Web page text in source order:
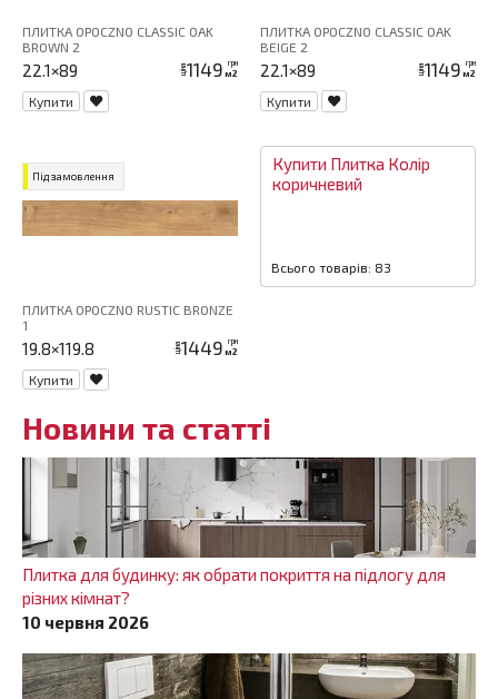
ПЛИТКА OPOCZNO CLASSIC OAK
BROWN 2
22.1×89 ціна1149 грн
м2
Купити
ПЛИТКА OPOCZNO CLASSIC OAK
BEIGE 2
22.1×89 ціна1149 грн
м2
Купити
Під замовлення
ПЛИТКА OPOCZNO RUSTIC BRONZE
1
19.8×119.8 ціна1449 грн
м2
Купити
Купити Плитка Колір
коричневий
Всього товарів: 83
Новини та статті
Плитка для будинку: як обрати покриття на підлогу для
різних кімнат?
10 червня 2026